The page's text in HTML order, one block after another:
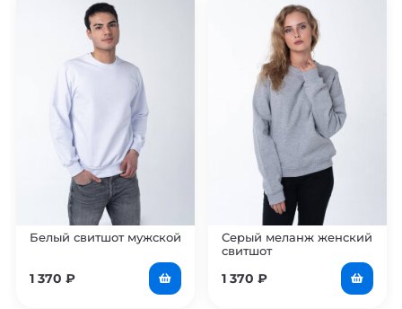
Белый свитшот мужской
1 370 ₽
Серый меланж женский
свитшот
1 370 ₽